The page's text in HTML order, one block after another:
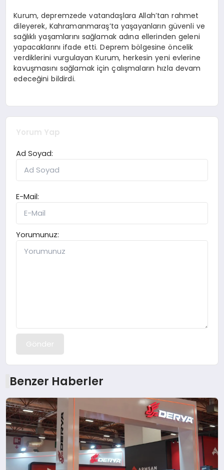
Kurum, depremzede vatandaşlara Allah’tan rahmet
dileyerek, Kahramanmaraş’ta yaşayanların güvenli ve
sağlıklı yaşamlarını sağlamak adına ellerinden geleni
yapacaklarını ifade etti. Deprem bölgesine öncelik
verdiklerini vurgulayan Kurum, herkesin yeni evlerine
kavuşmasını sağlamak için çalışmaların hızla devam
edeceğini bildirdi.
Yorum Yap
Ad Soyad:
E-Mail:
Yorumunuz:
Gönder
Benzer Haberler